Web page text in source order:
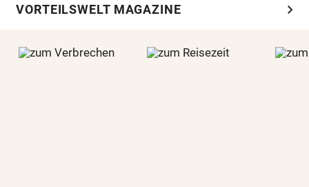
VORTEILSWELT MAGAZINE chevron_right